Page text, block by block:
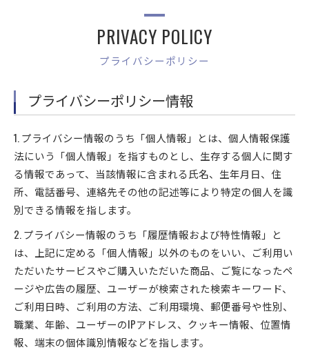
プライバシーポリシー
PRIVACY POLICY
プライバシーポリシー情報
1. プライバシー情報のうち「個人情報」とは、個人情報保護
法にいう「個人情報」を指すものとし、生存する個人に関す
る情報であって、当該情報に含まれる氏名、生年月日、住
所、電話番号、連絡先その他の記述等により特定の個人を識
別できる情報を指します。
2. プライバシー情報のうち「履歴情報および特性情報」と
は、上記に定める「個人情報」以外のものをいい、ご利用い
ただいたサービスやご購入いただいた商品、ご覧になったペ
ージや広告の履歴、ユーザーが検索された検索キーワード、
ご利用日時、ご利用の方法、ご利用環境、郵便番号や性別、
職業、年齢、ユーザーのIPアドレス、クッキー情報、位置情
報、端末の個体識別情報などを指します。